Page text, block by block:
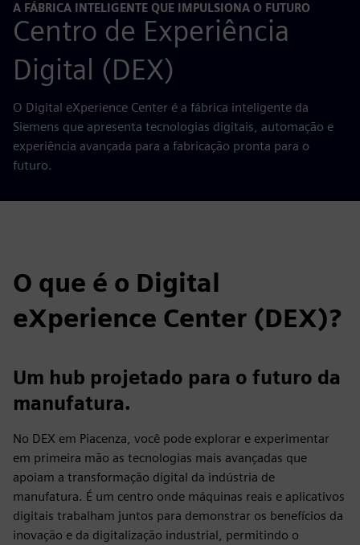
A FÁBRICA INTELIGENTE QUE IMPULSIONA O FUTURO
Centro de Experiência
Digital (DEX)
O Digital eXperience Center é a fábrica inteligente da
Siemens que apresenta tecnologias digitais, automação e
experiência avançada para a fabricação pronta para o
futuro.
O que é o Digital
eXperience Center (DEX)?
Um hub projetado para o futuro da
manufatura.
No DEX em Piacenza, você pode explorar e experimentar
em primeira mão as tecnologias mais avançadas que
apoiam a transformação digital da indústria de
manufatura. É um centro onde máquinas reais e aplicativos
digitais trabalham juntos para demonstrar os benefícios da
inovação e da digitalização industrial, permitindo o